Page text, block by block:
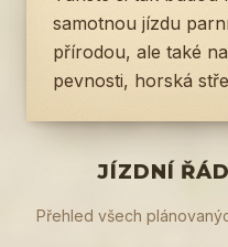
samotnou jízdu
přírodou, ale také
pevnosti, horská
JÍZDNÍ
Přehled všech